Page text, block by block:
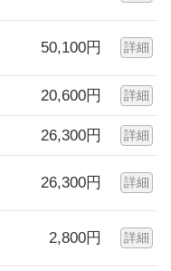
50,100円 詳細
20,600円 詳細
26,300円 詳細
26,300円 詳細
2,800円 詳細